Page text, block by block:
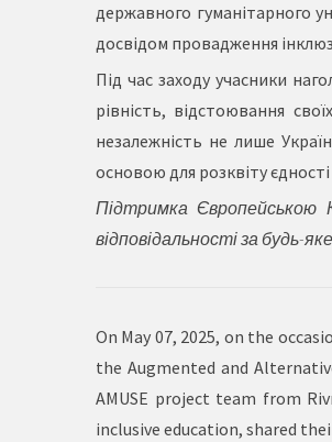
державного гуманітарного
досвідом провадження
Під час заходу учасники
рівність, відстоювання
незалежність не лише
основою для розквіту
Підтримка Європейською
відповідальності за будь-
On May 07, 2025, on the
the Augmented and
AMUSE project team from
inclusive education, shared